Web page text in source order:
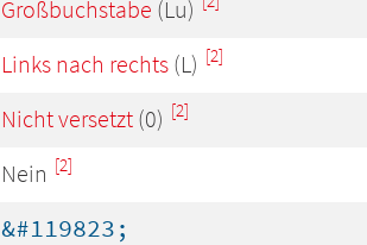
Großbuchstabe (Lu)
Links nach rechts (L) [2]
Nicht versetzt (0) [2]
Nein [2]
&#119823;